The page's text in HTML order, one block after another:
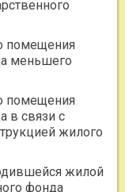
помещения
меньшего
помещения
в связи с
жилого
жилой
фонда